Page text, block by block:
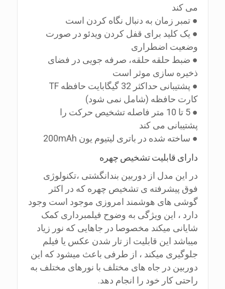
می کند
● تمبر زمان به دنبال نگاه کردن است
● یک کلید برای قفل کردن ویدئو در صورت
وضعیت اضطراری
● ضبط حلقه حلقه، صرفه جویی در فضای
ذخیره سازی موثر است
● پشتیبانی حداکثر 32 گیگابایت حافظه TF
کارت حافظه (شامل نمی شود)
● 5 تا 10 متر فاصله تشخیص حرکت را
پشتیبانی می کند
● ساخته شده در باتری لیتیوم یون 200mAh
دارای قابلیت تشخیص چهره
در این مدل از دوربین بندانگشتی ،تکنولوژی
فوق پیشرفته ی تشخیص چهره که در اکثر
گوشی های هوشمند امروزی موجود است وجود
دارد ، این ویژگی به وضوح فیلمبرداری کمک
شایانی میکند مخصوصا در جاهایی که نور زیاد
میباشد این قابلیت از تار شدن عکس یا فیلم
جلوگیری میکند ، از طرفی باعث میشود که این
دوربین در جاه های مختلف با نورهای مختلف به
راحتی کار خود را انجام دهد.